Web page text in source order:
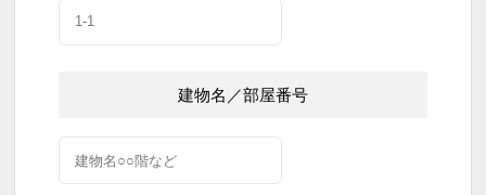
建物名／部屋番号